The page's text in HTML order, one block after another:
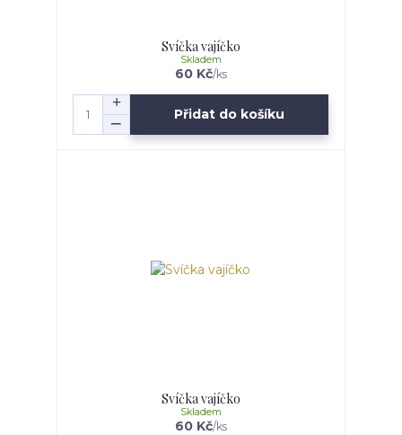
Svíčka vajíčko
60 Kč/ks
Skladem
Přidat do košíku
Svíčka vajíčko
60 Kč/ks
Skladem